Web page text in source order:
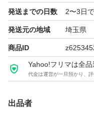
基本的に破格で出して
バラにしてないものは
おまとめは可能です。
ら連絡下さい。
発送までの日数 2〜3日
発送元の地域 埼玉県
商品ID
Yahoo!フリマは全
代金は運営が一旦預かり、
出品者